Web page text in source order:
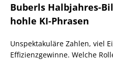
Buberls Halbjahres-
hohle KI-Phrasen
Unspektakuläre Zahlen, viel
Effizienzgewinne. Welche